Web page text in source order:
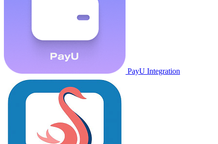
PayU Integration